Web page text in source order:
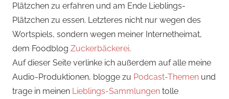
Plätzchen zu erfahren und am Ende Lieblings-
Plätzchen zu essen. Letzteres nicht nur wegen des
Wortspiels, sondern wegen meiner Internetheimat,
dem Foodblog Zuckerbäckerei.
Auf dieser Seite verlinke ich außerdem auf alle meine
Audio-Produktionen, blogge zu Podcast-Themen und
trage in meinen Lieblings-Sammlungen tolle